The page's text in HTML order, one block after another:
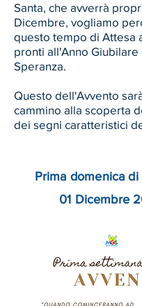
Santa, che avverrà
Dicembre, vogliamo
questo tempo di Attesa
pronti all'Anno
Speranza.
Questo dell'Avvento
cammino alla scoperta
dei segni caratteristici
Prima domenica
01 Dicembre